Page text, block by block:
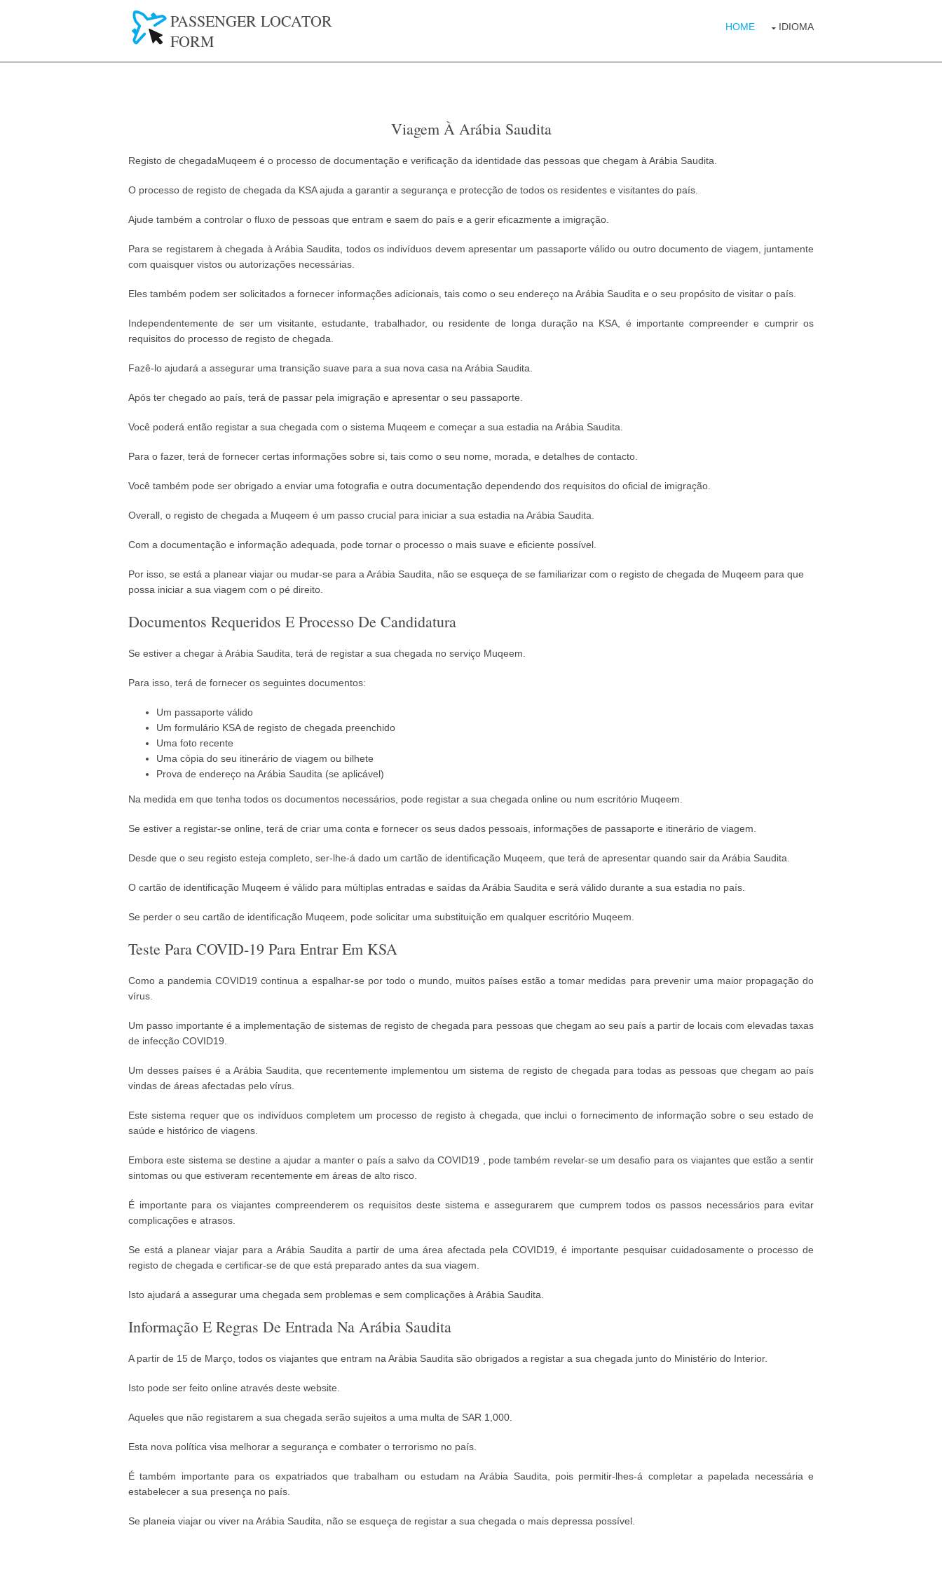
PASSENGER LOCATOR
FORM
HOME IDIOMA
Viagem À Arábia Saudita
Registo de chegadaMuqeem é o processo de documentação e verificação da identidade das pessoas que chegam à Arábia Saudita.
O processo de registo de chegada da KSA ajuda a garantir a segurança e protecção de todos os residentes e visitantes do país.
Ajude também a controlar o fluxo de pessoas que entram e saem do país e a gerir eficazmente a imigração.
Para se registarem à chegada à Arábia Saudita, todos os indivíduos devem apresentar um passaporte válido ou outro documento de viagem, juntamente
com quaisquer vistos ou autorizações necessárias.
Eles também podem ser solicitados a fornecer informações adicionais, tais como o seu endereço na Arábia Saudita e o seu propósito de visitar o país.
Independentemente de ser um visitante, estudante, trabalhador, ou residente de longa duração na KSA, é importante compreender e cumprir os
requisitos do processo de registo de chegada.
Fazê-lo ajudará a assegurar uma transição suave para a sua nova casa na Arábia Saudita.
Após ter chegado ao país, terá de passar pela imigração e apresentar o seu passaporte.
Você poderá então registar a sua chegada com o sistema Muqeem e começar a sua estadia na Arábia Saudita.
Para o fazer, terá de fornecer certas informações sobre si, tais como o seu nome, morada, e detalhes de contacto.
Você também pode ser obrigado a enviar uma fotografia e outra documentação dependendo dos requisitos do oficial de imigração.
Overall, o registo de chegada a Muqeem é um passo crucial para iniciar a sua estadia na Arábia Saudita.
Com a documentação e informação adequada, pode tornar o processo o mais suave e eficiente possível.
Por isso, se está a planear viajar ou mudar-se para a Arábia Saudita, não se esqueça de se familiarizar com o registo de chegada de Muqeem para que
possa iniciar a sua viagem com o pé direito.
Documentos Requeridos E Processo De Candidatura
Se estiver a chegar à Arábia Saudita, terá de registar a sua chegada no serviço Muqeem.
Para isso, terá de fornecer os seguintes documentos:
Um passaporte válido
Um formulário KSA de registo de chegada preenchido
Uma foto recente
Uma cópia do seu itinerário de viagem ou bilhete
Prova de endereço na Arábia Saudita (se aplicável)
Na medida em que tenha todos os documentos necessários, pode registar a sua chegada online ou num escritório Muqeem.
Se estiver a registar-se online, terá de criar uma conta e fornecer os seus dados pessoais, informações de passaporte e itinerário de viagem.
Desde que o seu registo esteja completo, ser-lhe-á dado um cartão de identificação Muqeem, que terá de apresentar quando sair da Arábia Saudita.
O cartão de identificação Muqeem é válido para múltiplas entradas e saídas da Arábia Saudita e será válido durante a sua estadia no país.
Se perder o seu cartão de identificação Muqeem, pode solicitar uma substituição em qualquer escritório Muqeem.
Teste Para COVID-19 Para Entrar Em KSA
Como a pandemia COVID19 continua a espalhar-se por todo o mundo, muitos países estão a tomar medidas para prevenir uma maior propagação do
vírus.
Um passo importante é a implementação de sistemas de registo de chegada para pessoas que chegam ao seu país a partir de locais com elevadas taxas
de infecção COVID19.
Um desses países é a Arábia Saudita, que recentemente implementou um sistema de registo de chegada para todas as pessoas que chegam ao país
vindas de áreas afectadas pelo vírus.
Este sistema requer que os indivíduos completem um processo de registo à chegada, que inclui o fornecimento de informação sobre o seu estado de
saúde e histórico de viagens.
Embora este sistema se destine a ajudar a manter o país a salvo da COVID19 , pode também revelar-se um desafio para os viajantes que estão a sentir
sintomas ou que estiveram recentemente em áreas de alto risco.
É importante para os viajantes compreenderem os requisitos deste sistema e assegurarem que cumprem todos os passos necessários para evitar
complicações e atrasos.
Se está a planear viajar para a Arábia Saudita a partir de uma área afectada pela COVID19, é importante pesquisar cuidadosamente o processo de
registo de chegada e certificar-se de que está preparado antes da sua viagem.
Isto ajudará a assegurar uma chegada sem problemas e sem complicações à Arábia Saudita.
Informação E Regras De Entrada Na Arábia Saudita
A partir de 15 de Março, todos os viajantes que entram na Arábia Saudita são obrigados a registar a sua chegada junto do Ministério do Interior.
Isto pode ser feito online através deste website.
Aqueles que não registarem a sua chegada serão sujeitos a uma multa de SAR 1,000.
Esta nova política visa melhorar a segurança e combater o terrorismo no país.
É também importante para os expatriados que trabalham ou estudam na Arábia Saudita, pois permitir-lhes-á completar a papelada necessária e
estabelecer a sua presença no país.
Se planeia viajar ou viver na Arábia Saudita, não se esqueça de registar a sua chegada o mais depressa possível.